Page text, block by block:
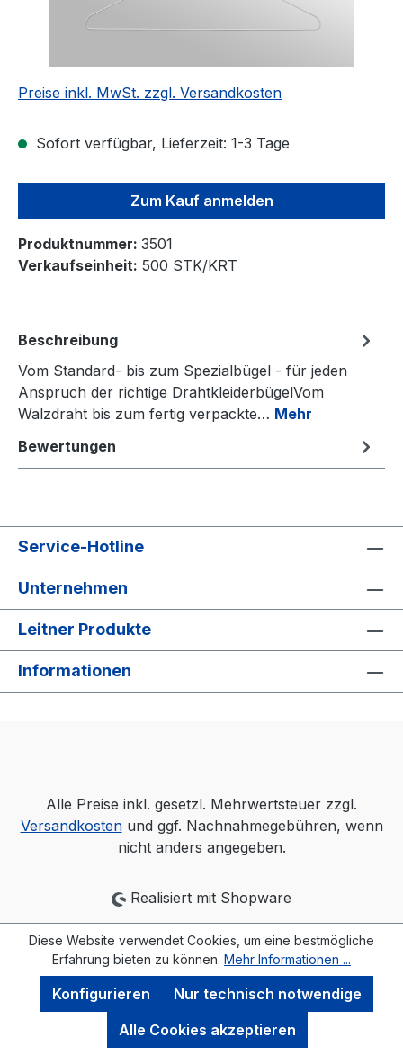
Preise inkl. MwSt. zzgl. Versandkosten
Sofort verfügbar, Lieferzeit: 1-3 Tage
Zum Kauf anmelden
Produktnummer: 3501
Verkaufseinheit: 500 STK/KRT
Beschreibung
Vom Standard- bis zum Spezialbügel - für jeden
Anspruch der richtige DrahtkleiderbügelVom
Walzdraht bis zum fertig verpackte… Mehr
Bewertungen
Service-Hotline
Unternehmen
Leitner Produkte
Informationen
Alle Preise inkl. gesetzl. Mehrwertsteuer zzgl.
Versandkostenund ggf. Nachnahmegebühren, wenn
nicht anders angegeben.
Realisiert mit Shopware
Diese Website verwendet Cookies, um eine bestmögliche
Erfahrung bieten zu können. Mehr Informationen ...
Nur technisch notwendige
Konfigurieren
Alle Cookies akzeptieren